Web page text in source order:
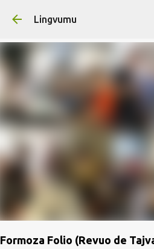
Lingvumu
Formoza Folio (Revuo de